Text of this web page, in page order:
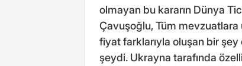
olmayan bu kararın Dünya
Çavuşoğlu, Tüm
fiyat farklarıyla oluşan bir
şeydi. Ukrayna tarafında